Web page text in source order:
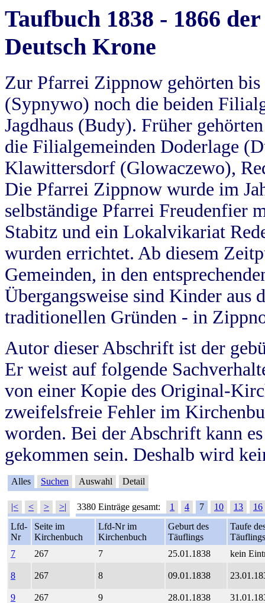
Taufbuch 1838 - 1866
Deutsch Krone
Zur Pfarrei Zippnow gehörten
(Sypnywo) noch die beiden
Jagdhaus (Budy). Früher
die Filialgemeinden Doderlage
Klawittersdorf (Glowaczewo),
Die Pfarrei Zippnow wurde im
selbständige Pfarrei Freudenfier
Stabitz und ein Lokalvikariat
wurden errichtet. Ab diesem
Gemeinden, in den
Übergangsweise sind Kinder aus
traditionellen Gründen - in
Autor dieser Abschrift ist der
Er weist auf folgende
von einer Kopie des Original-
zweifelsfreie Fehler im
worden. Bei der Abschrift kann
gekommen sein. Deshalb wird
Alles Suchen Auswahl Detail
|< < > >| 3380 Einträge gesamt: 1 4 7 10 13
16
Lfd-
Nr
Seite im
Kirchenbuch
Lfd-Nr im
Kirchenbuch
Geburt des
Täuflings
Taufe
Täuflings
7
267 7 25.01.1838 kein
8 267 8 09.01.1838
9 267 9 28.01.1838